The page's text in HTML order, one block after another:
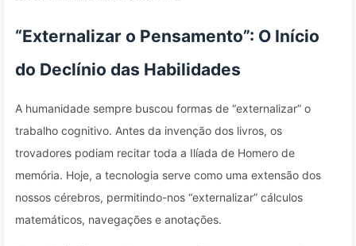
“Externalizar o Pensamento”: O Início
do Declínio das Habilidades
A humanidade sempre buscou formas de “externalizar” o
trabalho cognitivo. Antes da invenção dos livros, os
trovadores podiam recitar toda a Ilíada de Homero de
memória. Hoje, a tecnologia serve como uma extensão dos
nossos cérebros, permitindo-nos “externalizar” cálculos
matemáticos, navegações e anotações.